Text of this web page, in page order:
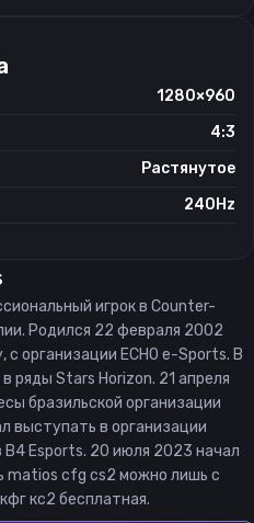
1280×960
4:3
Растянутое
240Hz
игрок в Counter-
Родился 22 февраля 2002
с организации ECHO e-Sports. В
ряды Stars Horizon. 21 апреля
бразильской организации
выступать в организации
B4 Esports. 20 июля 2023 начал
matios cfg cs2 можно лишь с
кс2 бесплатная.